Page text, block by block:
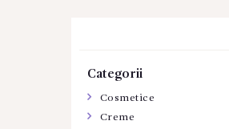
Categorii
Cosmetice
Creme